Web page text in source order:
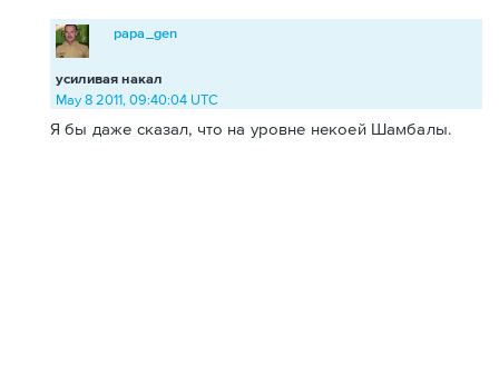
усиливая накал
papa_gen
May 8 2011, 09:40:04 UTC
Я бы даже сказал, что на уровне некоей Шамбалы.